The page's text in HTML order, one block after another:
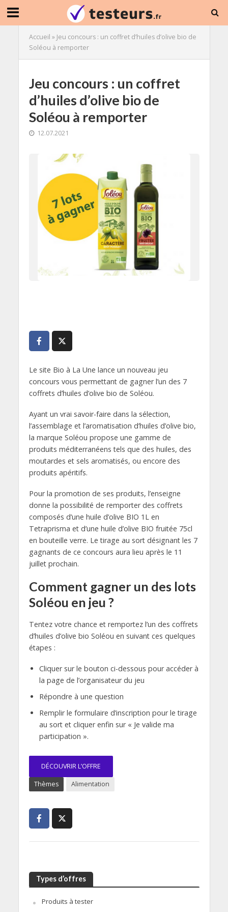
Accueil » Jeu concours : un coffret d’huiles d’olive bio de
Soléou à remporter
Jeu concours : un coffret
d’huiles d’olive bio de
Soléou à remporter
12.07.2021
Le site Bio à La Une lance un nouveau jeu
concours vous permettant de gagner l’un des 7
coffrets d’huiles d’olive bio de Soléou.
Ayant un vrai savoir-faire dans la sélection,
l’assemblage et l’aromatisation d’huiles d’olive bio,
la marque Soléou propose une gamme de
produits méditerranéens tels que des huiles, des
moutardes et sels aromatisés, ou encore des
produits apéritifs.
Pour la promotion de ses produits, l’enseigne
donne la possibilité de remporter des coffrets
composés d’une huile d’olive BIO 1L en
Tetraprisma et d’une huile d’olive BIO fruitée 75cl
en bouteille verre. Le tirage au sort désignant les 7
gagnants de ce concours aura lieu après le 11
juillet prochain.
Comment gagner un des lots
Soléou en jeu ?
Tentez votre chance et remportez l’un des coffrets
d’huiles d’olive bio Soléou en suivant ces quelques
étapes :
Cliquer sur le bouton ci-dessous pour accéder à
la page de l’organisateur du jeu
Répondre à une question
Remplir le formulaire d’inscription pour le tirage
au sort et cliquer enfin sur « Je valide ma
participation ».
DÉCOUVRIR L’OFFRE
Thèmes Alimentation
Types d’offres
Produits à tester